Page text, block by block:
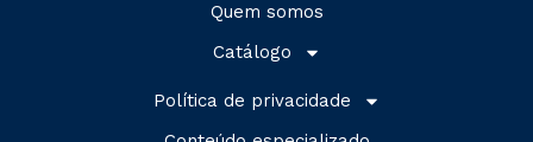
Quem somos
Catálogo
Política de privacidade